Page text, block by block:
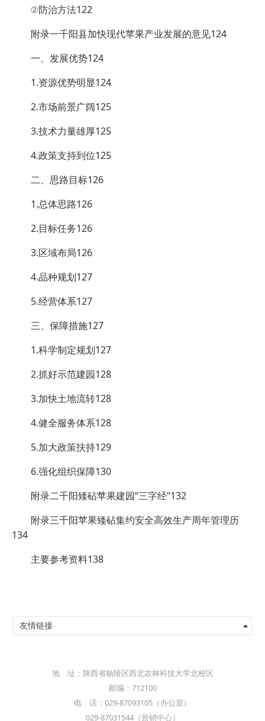
②防治方法122
附录一千阳县加快现代苹果产业发展的意见124
一、发展优势124
1.资源优势明显124
2.市场前景广阔125
3.技术力量雄厚125
4.政策支持到位125
二、思路目标126
1.总体思路126
2.目标任务126
3.区域布局126
4.品种规划127
5.经营体系127
三、保障措施127
1.科学制定规划127
2.抓好示范建园128
3.加快土地流转128
4.健全服务体系128
5.加大政策扶持129
6.强化组织保障130
附录二千阳矮砧苹果建园“三字经”132
附录三千阳苹果矮砧集约安全高效生产周年管理历
134
主要参考资料138
友情链接
地 址：陕西省杨陵区西北农林科技大学北校区
邮编：712100
电 话：029-87093105（办公室）
029-87031544（营销中心）